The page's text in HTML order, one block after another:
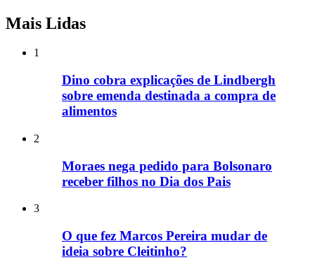
Mais Lidas
1
Dino cobra explicações de Lindbergh
sobre emenda destinada a compra de
alimentos
2
Moraes nega pedido para Bolsonaro
receber filhos no Dia dos Pais
3
O que fez Marcos Pereira mudar de
ideia sobre Cleitinho?